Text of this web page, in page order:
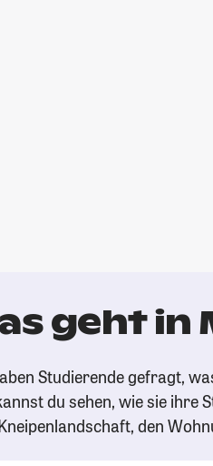
geht in
Studierende gefragt,
du sehen, wie sie ihre
den